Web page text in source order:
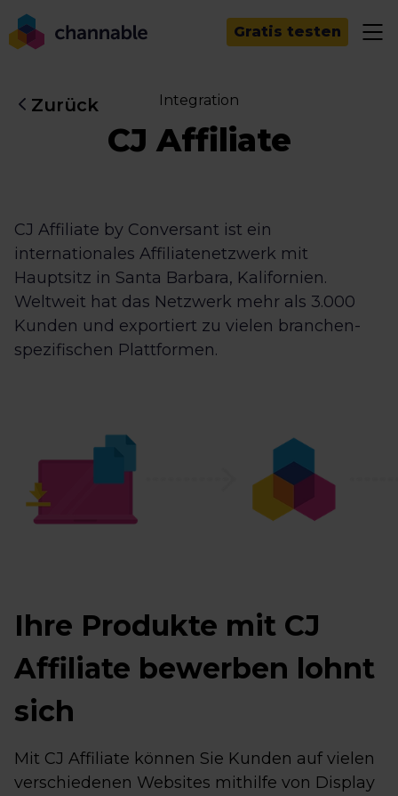
Gratis testen
Zurück Integration
CJ Affiliate
CJ Affiliate by Conversant ist ein
internationales Affiliatenetzwerk mit
Hauptsitz in Santa Barbara, Kalifornien.
Weltweit hat das Netzwerk mehr als 3.000
Kunden und exportiert zu vielen branchen-
spezifischen Plattformen.
Ihre Produkte mit CJ
Affiliate bewerben lohnt
sich
Mit CJ Affiliate können Sie Kunden auf vielen
verschiedenen Websites mithilfe von Display